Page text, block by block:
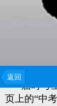
返回
今年我
前进行模拟
届时考
页上的“中